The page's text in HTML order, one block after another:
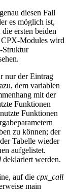
diesen Fall
es möglich ist,
ersten beiden
CPX-Modules wird
Struktur
nur der Eintrag
dem variablen
mit der
Funktionen
Funktionen
zu können; der
Tabelle wieder
aufgelistet.
deklariert werden.
auf die cpx_call
main